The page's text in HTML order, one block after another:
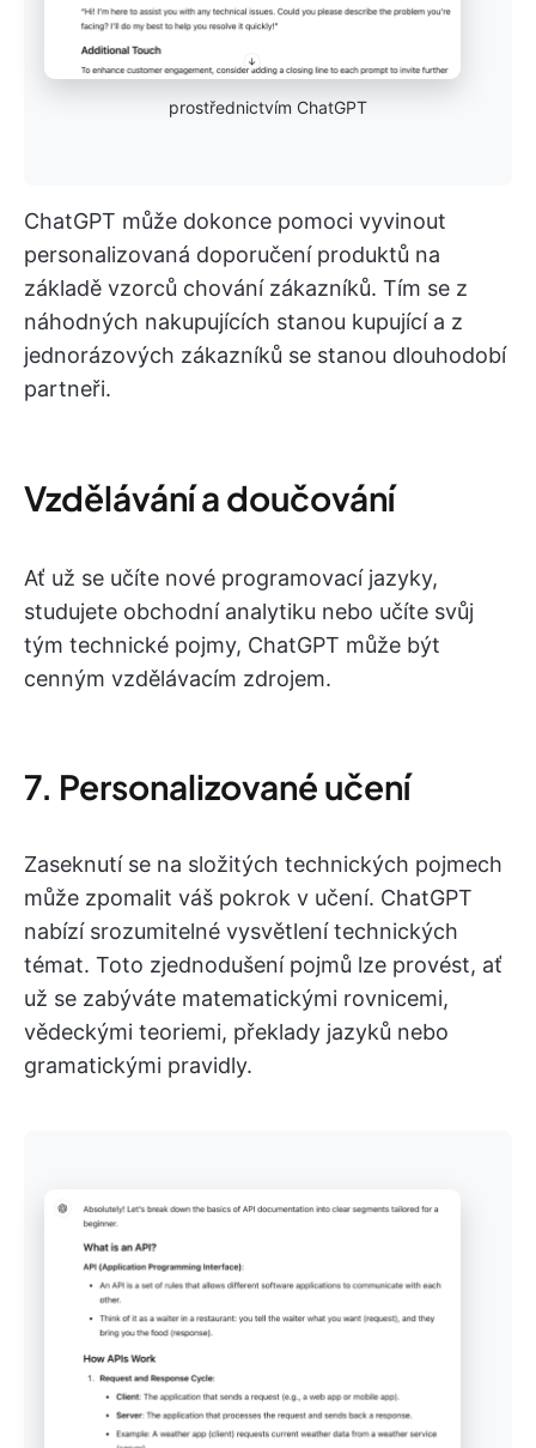
prostřednictvím ChatGPT
ChatGPT může dokonce pomoci vyvinout
personalizovaná doporučení produktů na
základě vzorců chování zákazníků. Tím se z
náhodných nakupujících stanou kupující a z
jednorázových zákazníků se stanou dlouhodobí
partneři.
Vzdělávání a doučování
Ať už se učíte nové programovací jazyky,
studujete obchodní analytiku nebo učíte svůj
tým technické pojmy, ChatGPT může být
cenným vzdělávacím zdrojem.
7. Personalizované učení
Zaseknutí se na složitých technických pojmech
může zpomalit váš pokrok v učení. ChatGPT
nabízí srozumitelné vysvětlení technických
témat. Toto zjednodušení pojmů lze provést, ať
už se zabýváte matematickými rovnicemi,
vědeckými teoriemi, překlady jazyků nebo
gramatickými pravidly.